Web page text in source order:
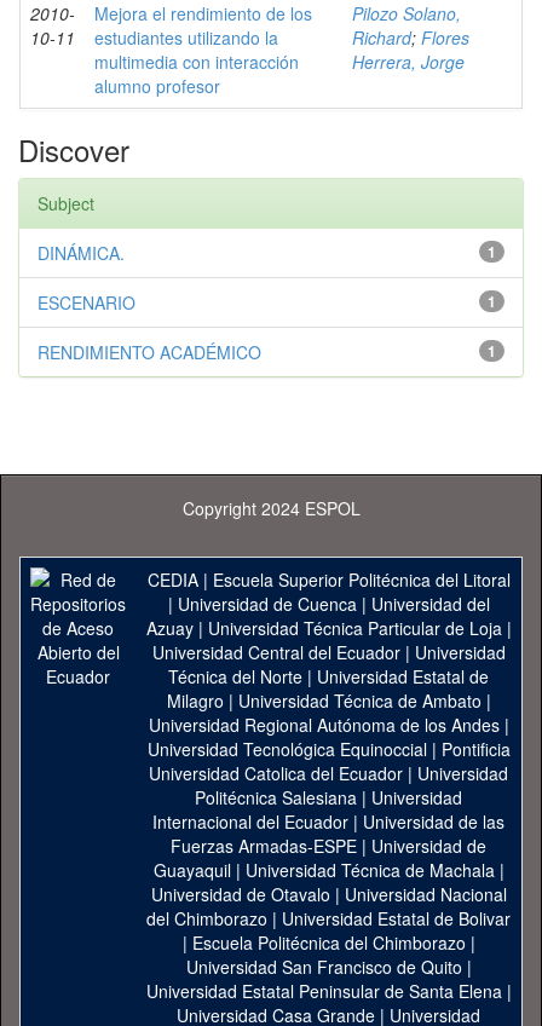
2010-
10-11
Mejora el rendimiento de los
estudiantes utilizando la
multimedia con interacción
alumno profesor
Pilozo Solano,
Richard; Flores
Herrera, Jorge
Discover
Subject
1
DINÁMICA.
1
ESCENARIO
1
RENDIMIENTO ACADÉMICO
Copyright 2024 ESPOL
CEDIA| Escuela Superior Politécnica del Litoral
| Universidad de Cuenca| Universidad del
Azuay| Universidad Técnica Particular de Loja|
Universidad Central del Ecuador| Universidad
Técnica del Norte | Universidad Estatal de
Milagro | Universidad Técnica de Ambato |
Universidad Regional Autónoma de los Andes|
Universidad Tecnológica Equinoccial| Pontificia
Universidad Catolica del Ecuador | Universidad
Politécnica Salesiana | Universidad
Internacional del Ecuador | Universidad de las
Fuerzas Armadas-ESPE | Universidad de
Guayaquil| Universidad Técnica de Machala|
Universidad de Otavalo | Universidad Nacional
del Chimborazo | Universidad Estatal de Bolivar
| Escuela Politécnica del Chimborazo |
Universidad San Francisco de Quito |
Universidad Estatal Peninsular de Santa Elena|
Universidad Casa Grande | Universidad